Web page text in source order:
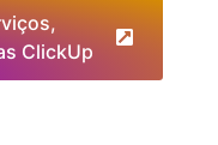
ClickUp